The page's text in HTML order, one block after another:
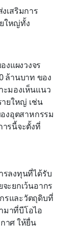
เสริมการ
ใหญ่ทั้ง
แผงวงจร
ล้านบาท ของ
ะมองเห็นแนว
ายใหญ่ เช่น
งอุตสาหกรรม
ารนี้จะตั้งที่
รลงทุนที่ได้รับ
ะยกเว้นอากร
รและวัตถุดิบที่
มาที่บีโอไอ
าศ ให้ยื่น